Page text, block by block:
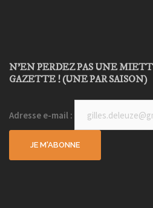
N’EN PERDEZ PAS UNE
GAZETTE ! (UNE PAR SAISON)
Adresse e-mail :